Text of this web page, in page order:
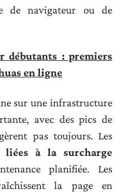
de navigateur ou de
débutants : premiers
en ligne
sur une infrastructure
avec des pics de
pas toujours. Les
liées à la surcharge
planifiée. Les
la page en